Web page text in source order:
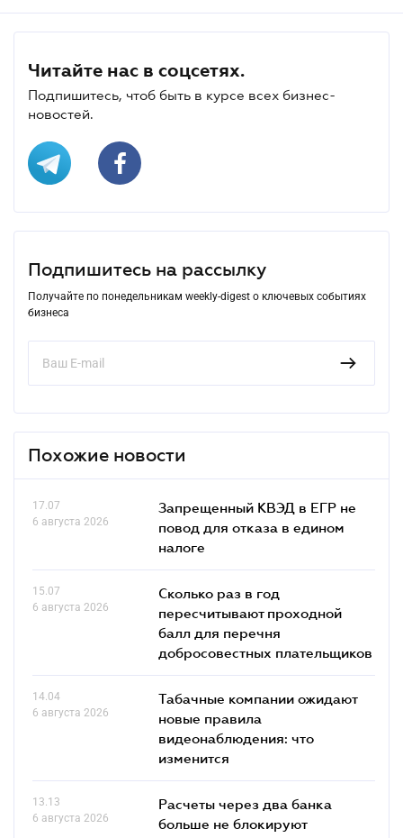
Читайте нас в соцсетях.
Подпишитесь, чтоб быть в курсе всех бизнес-
новостей.
Подпишитесь на рассылку
Получайте по понедельникам weekly-digest о ключевых событиях
бизнеса
Похожие новости
17.07
6 августа 2026
Запрещенный КВЭД в ЕГР не
повод для отказа в едином
налоге
15.07
6 августа 2026
Сколько раз в год
пересчитывают проходной
балл для перечня
добросовестных плательщиков
14.04
6 августа 2026
Табачные компании ожидают
новые правила
видеонаблюдения: что
изменится
13.13
6 августа 2026
Расчеты через два банка
больше не блокируют